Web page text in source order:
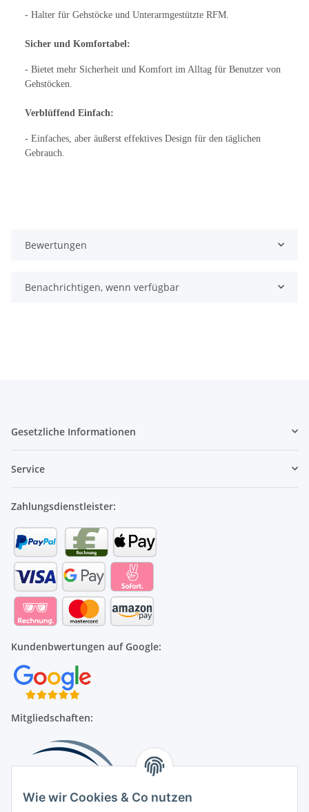
Wie wir Cookies & Co nutzen
- Halter für Gehstöcke und Unterarmgestützte RFM.
Sicher und Komfortabel:
- Bietet mehr Sicherheit und Komfort im Alltag für Benutzer von
Gehstöcken.
Verblüffend Einfach:
- Einfaches, aber äußerst effektives Design für den täglichen
Gebrauch.
Bewertungen
Benachrichtigen, wenn verfügbar
Gesetzliche Informationen
Service
Zahlungsdienstleister:
Kundenbwertungen auf Google:
Mitgliedschaften: